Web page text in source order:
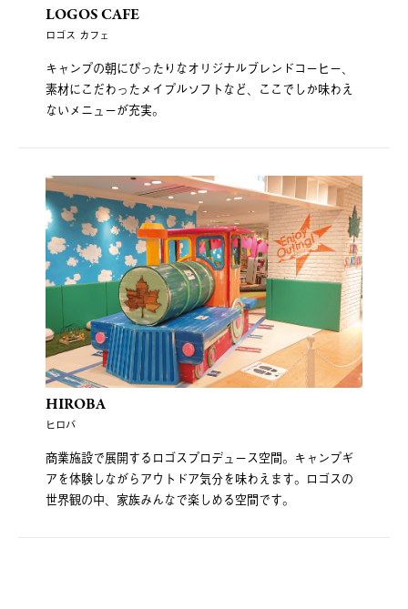
LOGOS CAFE
ロゴス カフェ
キャンプの朝にぴったりなオリジナルブレンドコーヒー、
素材にこだわったメイプルソフトなど、ここでしか味わえ
ないメニューが充実。
HIROBA
ヒロバ
商業施設で展開するロゴスプロデュース空間。キャンプギ
アを体験しながらアウトドア気分を味わえます。ロゴスの
世界観の中、家族みんなで楽しめる空間です。